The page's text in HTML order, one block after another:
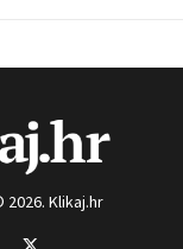
Klikaj.hr